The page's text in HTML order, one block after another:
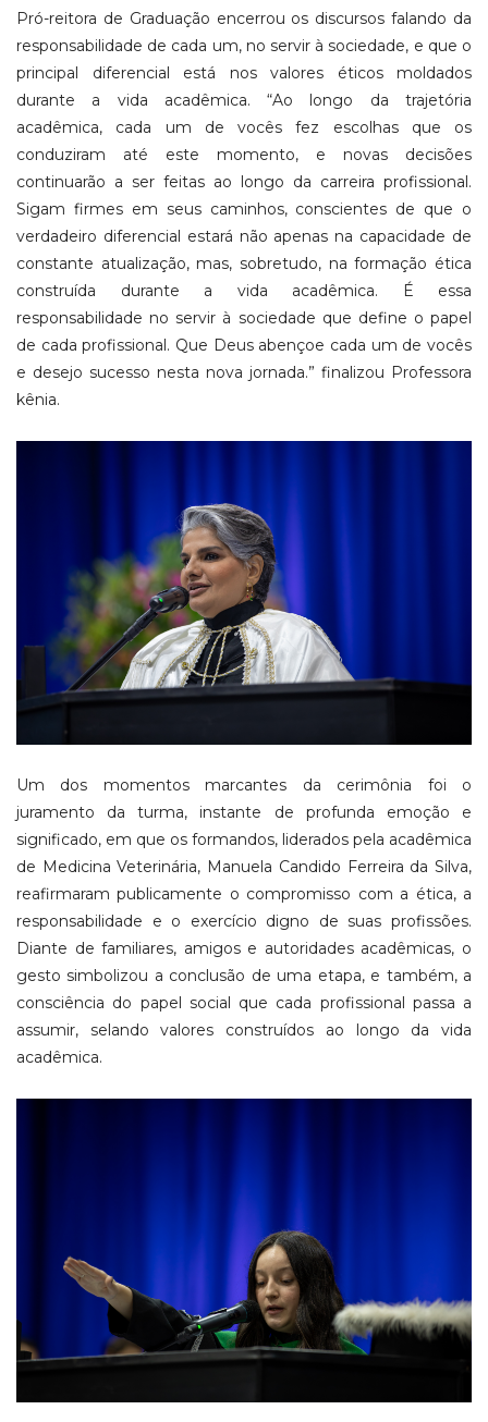
Pró-reitora de Graduação encerrou os discursos falando da
responsabilidade de cada um, no servir à sociedade, e que o
principal diferencial está nos valores éticos moldados
durante a vida acadêmica. “Ao longo da trajetória
acadêmica, cada um de vocês fez escolhas que os
conduziram até este momento, e novas decisões
continuarão a ser feitas ao longo da carreira profissional.
Sigam firmes em seus caminhos, conscientes de que o
verdadeiro diferencial estará não apenas na capacidade de
constante atualização, mas, sobretudo, na formação ética
construída durante a vida acadêmica. É essa
responsabilidade no servir à sociedade que define o papel
de cada profissional. Que Deus abençoe cada um de vocês
e desejo sucesso nesta nova jornada.” finalizou Professora
kênia.
Um dos momentos marcantes da cerimônia foi o
juramento da turma, instante de profunda emoção e
significado, em que os formandos, liderados pela acadêmica
de Medicina Veterinária, Manuela Candido Ferreira da Silva,
reafirmaram publicamente o compromisso com a ética, a
responsabilidade e o exercício digno de suas profissões.
Diante de familiares, amigos e autoridades acadêmicas, o
gesto simbolizou a conclusão de uma etapa, e também, a
consciência do papel social que cada profissional passa a
assumir, selando valores construídos ao longo da vida
acadêmica.